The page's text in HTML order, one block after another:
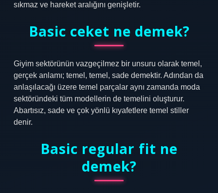
sıkmaz ve hareket aralığını genişletir.
Basic ceket ne demek?
Giyim sektörünün vazgeçilmez bir unsuru olarak temel,
gerçek anlamı; temel, temel, sade demektir. Adından da
anlaşılacağı üzere temel parçalar aynı zamanda moda
sektöründeki tüm modellerin de temelini oluşturur.
Abartısız, sade ve çok yönlü kıyafetlere temel stiller
denir.
Basic regular fit ne
demek?